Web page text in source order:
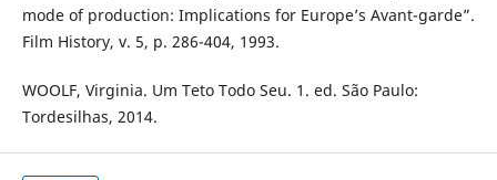
mode of production: Implications for Europe’s Avant-garde”.
Film History, v. 5, p. 286-404, 1993.
WOOLF, Virginia. Um Teto Todo Seu. 1. ed. São Paulo:
Tordesilhas, 2014.